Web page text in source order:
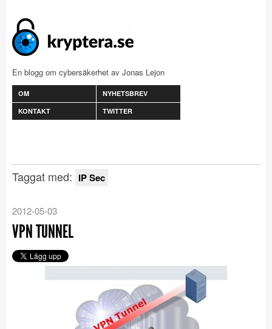
En blogg om cybersäkerhet av Jonas Lejon
OM
NYHETSBREV
KONTAKT
TWITTER
Taggat med: IP Sec
2012-05-03
VPN TUNNEL